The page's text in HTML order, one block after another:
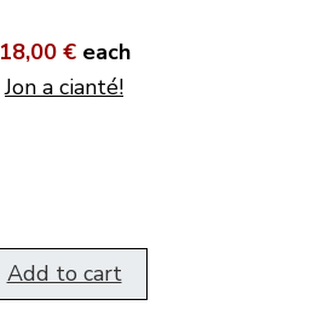
18,00 € each
Jon a cianté!
Add to cart